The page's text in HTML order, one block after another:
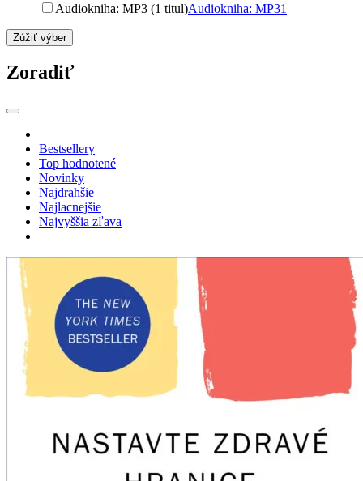
Audiokniha: MP3 (1 titul)Audiokniha: MP31
Zúžiť výber
Zoradiť
Bestsellery
Top hodnotené
Novinky
Najdrahšie
Najlacnejšie
Najvyššia zľava